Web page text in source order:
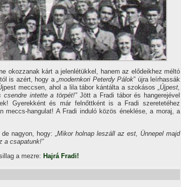
okozzanak kárt a jelenlétükkel, hanem az elődeikhez méltó
is azért, hogy a„modernkori Peterdy Pálok” újra leí­rhassák
meccsen, ahol a lila tábor kántálta a szokásos „Újpest,
intette a törpét!”Jött a Fradi tábor és hangerejével
Gyerekként és már felnőttként is a Fradi szeretetéhez
meccs-hangulat! A Fradi induló közös éneklése, a moraj, a
de nagyon, hogy:„Mikor holnap leszáll az est, Ünnepel majd
a csapatunk!”
a mezre: Hajrá Fradi!